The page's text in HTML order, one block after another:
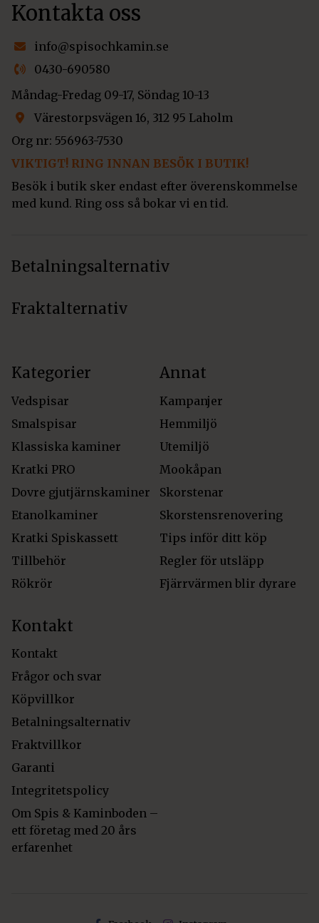
Kontakta oss
info@spisochkamin.se
0430-690580
Måndag-Fredag 09-17, Söndag 10-13
Värestorpsvägen 16, 312 95 Laholm
Org nr: 556963-7530
VIKTIGT! RING INNAN BESÖK I BUTIK!
Besök i butik sker endast efter överenskommelse
med kund. Ring oss så bokar vi en tid.
Betalningsalternativ
Fraktalternativ
Kategorier
Vedspisar
Smalspisar
Klassiska kaminer
Kratki PRO
Dovre gjutjärnskaminer
Etanolkaminer
Kratki Spiskassett
Tillbehör
Rökrör
Annat
Kampanjer
Hemmiljö
Utemiljö
Mookåpan
Skorstenar
Skorstensrenovering
Tips inför ditt köp
Regler för utsläpp
Fjärrvärmen blir dyrare
Kontakt
Kontakt
Frågor och svar
Köpvillkor
Betalningsalternativ
Fraktvillkor
Garanti
Integritetspolicy
Om Spis & Kaminboden –
ett företag med 20 års
erfarenhet